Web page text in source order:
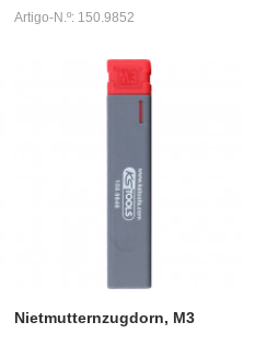
Artigo-N.º: 150.9852
Nietmutternzugdorn, M3